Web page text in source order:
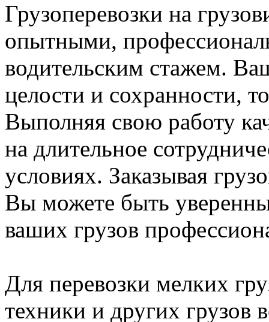
Грузоперевозки на
опытными,
водительским стажем.
целости и сохранности,
Выполняя свою работу
на длительное
условиях. Заказывая
Вы можете быть
ваших грузов
Для перевозки мелких
техники и других